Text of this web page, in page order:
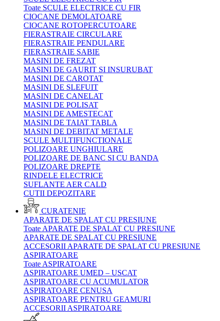
Toate SCULE ELECTRICE CU FIR
CIOCANE DEMOLATOARE
CIOCANE ROTOPERCUTOARE
FIERASTRAIE CIRCULARE
FIERASTRAIE PENDULARE
FIERASTRAIE SABIE
MASINI DE FREZAT
MASINI DE GAURIT SI INSURUBAT
MASINI DE CAROTAT
MASINI DE SLEFUIT
MASINI DE CANELAT
MASINI DE POLISAT
MASINI DE AMESTECAT
MASINI DE TAIAT TABLA
MASINI DE DEBITAT METALE
SCULE MULTIFUNCTIONALE
POLIZOARE UNGHIULARE
POLIZOARE DE BANC SI CU BANDA
POLIZOARE DREPTE
RINDELE ELECTRICE
SUFLANTE AER CALD
CUTII DEPOZITARE
CURATENIE
APARATE DE SPALAT CU PRESIUNE
Toate APARATE DE SPALAT CU PRESIUNE
APARATE DE SPALAT CU PRESIUNE
ACCESORII APARATE DE SPALAT CU PRESIUNE
ASPIRATOARE
Toate ASPIRATOARE
ASPIRATOARE UMED – USCAT
ASPIRATOARE CU ACUMULATOR
ASPIRATOARE CENUSA
ASPIRATOARE PENTRU GEAMURI
ACCESORII ASPIRATOARE